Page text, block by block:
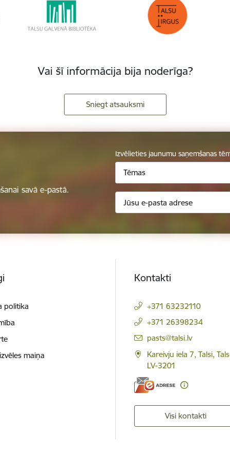
Vai šī informācija bija noderīga?
Sniegt atsauksmi
savā e-pastā.
Izvēlieties jaunumu saņemšanas
Tēmas
politika
maiņa
Kontakti
+371 63232110
+371 26398234
E-pasts:
pasts@talsi.lv
Kareivju iela 7, Talsi,
LV-3201
Visi kontakti